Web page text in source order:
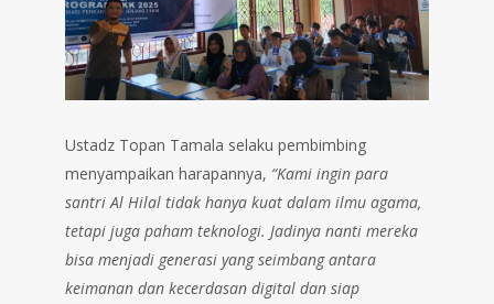
Ustadz Topan Tamala selaku pembimbing
menyampaikan harapannya, “Kami ingin para
santri Al Hilal tidak hanya kuat dalam ilmu agama,
tetapi juga paham teknologi. Jadinya nanti mereka
bisa menjadi generasi yang seimbang antara
keimanan dan kecerdasan digital dan siap